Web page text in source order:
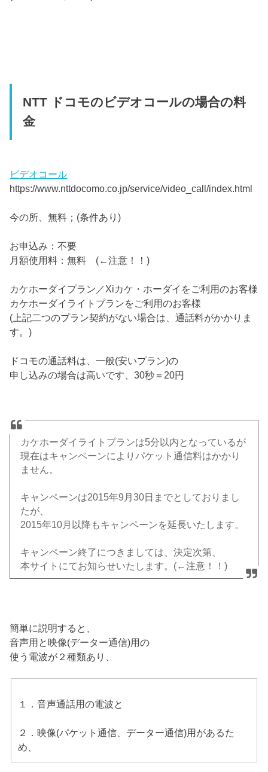
NTT ドコモのビデオコールの場合の料
金
ビデオコール
https://www.nttdocomo.co.jp/service/video_call/index.html
今の所、無料；(条件あり)
お申込み：不要
月額使用料：無料 (←注意！！)
カケホーダイプラン／Xiカケ・ホーダイをご利用のお客様
カケホーダイライトプランをご利用のお客様
(上記二つのプラン契約がない場合は、通話料がかかりま
す。)
ドコモの通話料は、一般(安いプラン)の
申し込みの場合は高いです、30秒＝20円
カケホーダイライトプランは5分以内となっているが
現在はキャンペーンによりパケット通信料はかかり
ません。
キャンペーンは2015年9月30日までとしておりまし
たが、
2015年10月以降もキャンペーンを延長いたします。
キャンペーン終了につきましては、決定次第、
本サイトにてお知らせいたします。(←注意！！)
簡単に説明すると、
音声用と映像(データー通信)用の
使う電波が２種類あり、
１．音声通話用の電波と
２．映像(パケット通信、データー通信)用があるた
め、